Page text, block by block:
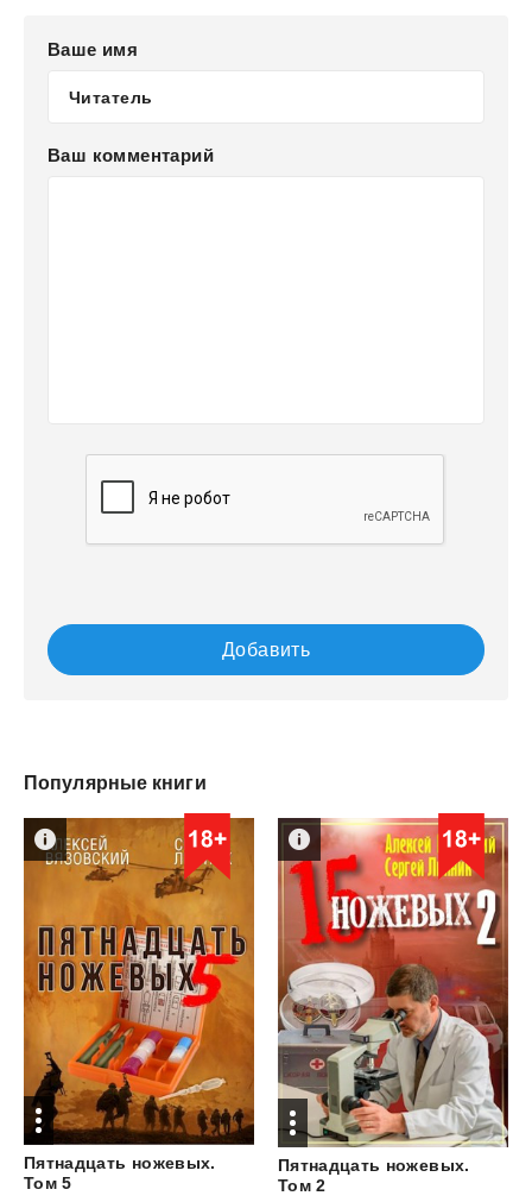
Ваше имя
Ваш комментарий
Добавить
Популярные книги
Пятнадцать ножевых.
Том 5
Пятнадцать ножевых.
Том 2